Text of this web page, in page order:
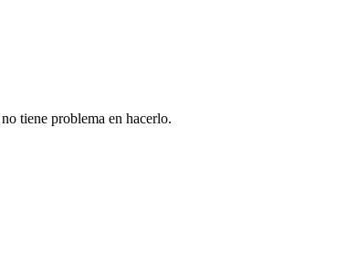
tiene problema en hacerlo.